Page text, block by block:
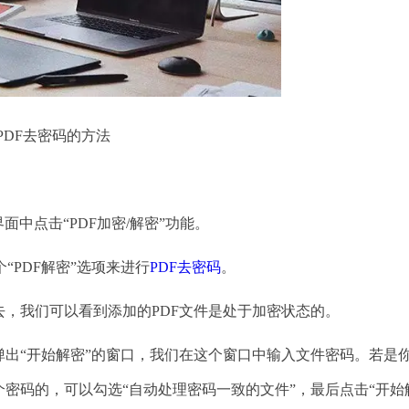
去密码的方法
点击“PDF加密/解密”功能。
解密”选项来进行PDF去密码。
们可以看到添加的PDF文件是处于加密状态的。
开始解密”的窗口，我们在这个窗口中输入文件密码。若是
码的，可以勾选“自动处理密码一致的文件”，最后点击“开始